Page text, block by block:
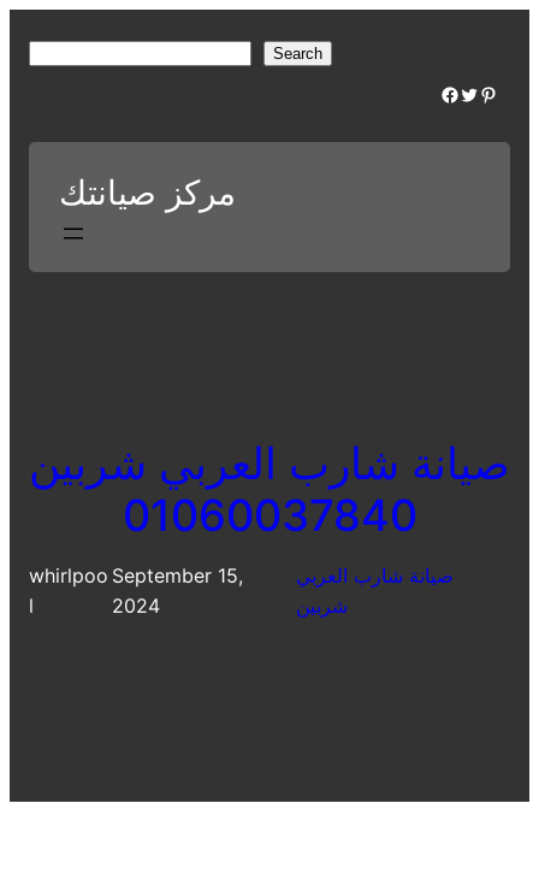
r
Search
Facebook Twitter Pinterest
مركز صيانتك
صيانة شارب العربي شربين
01060037840
whirlpoo
l
September 15,
2024
صيانة شارب العربي
شربين